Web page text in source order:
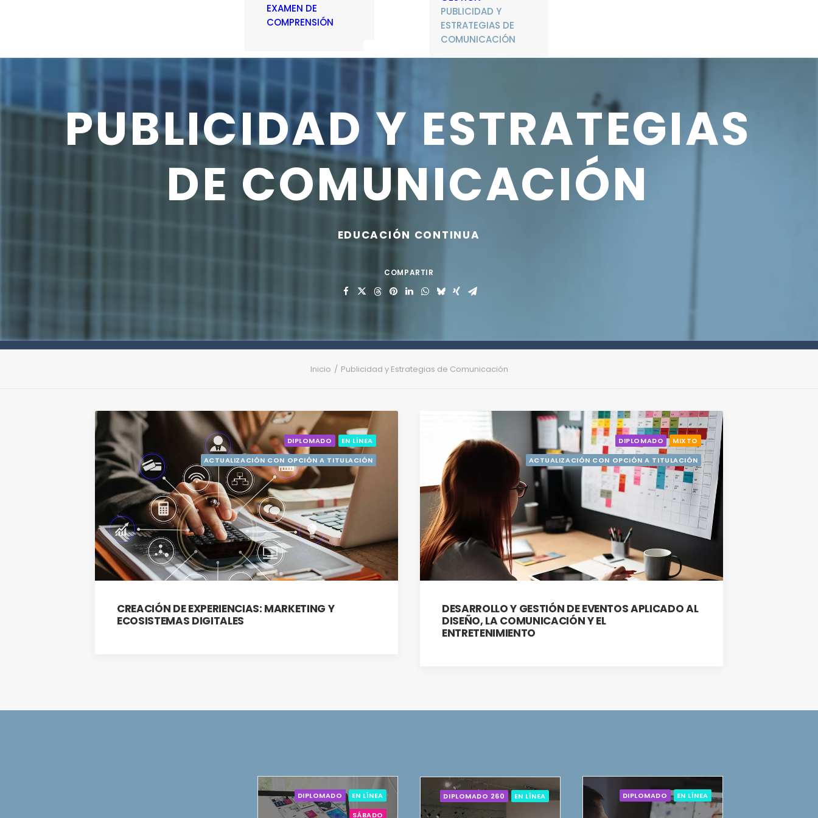
EXAMEN DE
COMPRENSIÓN
PUBLICIDAD Y
ESTRATEGIAS DE
COMUNICACIÓN
PUBLICIDAD Y ESTRATEGIAS
DE COMUNICACIÓN
EDUCACIÓN CONTINUA
COMPARTIR
Inicio Publicidad y Estrategias de Comunicación
DIPLOMADO
EN LÍNEA
ACTUALIZACIÓN CON OPCIÓN A TITULACIÓN
CREACIÓN DE EXPERIENCIAS: MARKETING Y
ECOSISTEMAS DIGITALES
DIPLOMADO
MIXTO
ACTUALIZACIÓN CON OPCIÓN A TITULACIÓN
DESARROLLO Y GESTIÓN DE EVENTOS APLICADO AL
DISEÑO, LA COMUNICACIÓN Y EL
ENTRETENIMIENTO
DIPLOMADO
EN LÍNEA
SÁBADO
DIPLOMADO 260 EN LÍNEA DIPLOMADO EN LÍNEA